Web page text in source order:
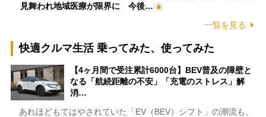
見舞われ地域医療が限界に 今後…
一覧を見る
快適クルマ生活 乗ってみた、使ってみた
【4ヶ月間で受注累計6000台】BEV普及の障壁と
なる「航続距離の不安」「充電のストレス」解
消…
あれほどもてはやされていた「EV（BEV）シフト」の潮流も、